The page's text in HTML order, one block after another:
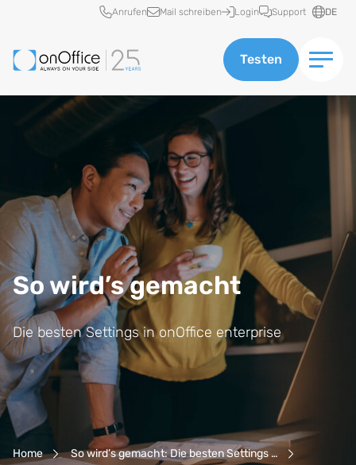
Schnellzugriff
Anrufen Mail schreiben Login Support DE
Testen
So wird’s gemacht
Die besten Settings in onOffice enterprise
Breadcrumb-Navigation
Home
So wird’s gemacht: Die besten Settings …